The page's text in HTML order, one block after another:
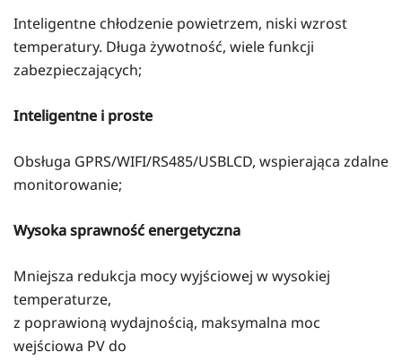
Inteligentne chłodzenie powietrzem, niski wzrost
temperatury. Długa żywotność, wiele funkcji
zabezpieczających;
Inteligentne i proste
Obsługa GPRS/WIFI/RS485/USBLCD, wspierająca zdalne
monitorowanie;
Wysoka sprawność energetyczna
Mniejsza redukcja mocy wyjściowej w wysokiej
temperaturze,
z poprawioną wydajnością, maksymalna moc
wejściowa PV do